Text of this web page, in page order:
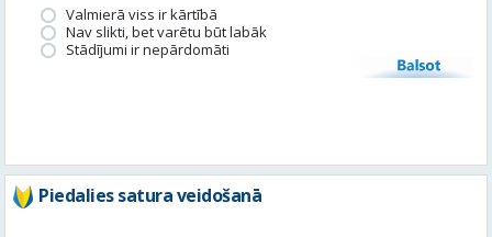
Valmierā viss ir kārtībā
Nav slikti, bet varētu būt labāk
Stādījumi ir nepārdomāti
Balsot
Piedalies satura veidošanā